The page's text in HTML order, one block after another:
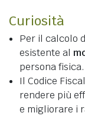
Curiosità
Per il calcolo
esistente al
persona fisica.
Il Codice
rendere più
e migliorare i